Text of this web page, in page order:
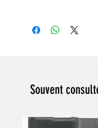
courant avec
Souvent